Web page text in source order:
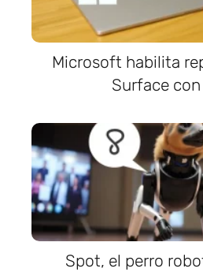
Microsoft habilita
Surface
Spot, el perro